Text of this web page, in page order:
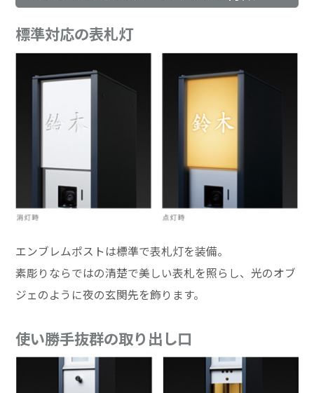
標準対応の表札灯
エンブレムポストは標準で表札灯を装備。
素彫りならではの清楚で美しい表札を照らし、光のオブ
ジェのように夜の玄関先を飾ります。
使い勝手抜群の取り出し口